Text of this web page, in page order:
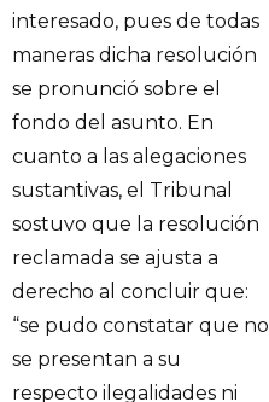
interesado, pues de todas
maneras dicha resolución
se pronunció sobre el
fondo del asunto. En
cuanto a las alegaciones
sustantivas, el Tribunal
sostuvo que la resolución
reclamada se ajusta a
derecho al concluir que:
“se pudo constatar que no
se presentan a su
respecto ilegalidades ni